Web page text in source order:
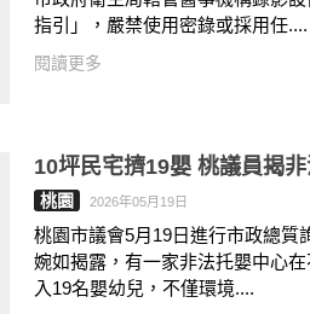
指引」，嚴禁使用密錄或採用任....
閱讀更多
10坪民宅擠19嬰 桃議員揭
桃園 2026年05月19日
桃園市議會5月19日進行市政總質
婉如揭露，有一家非法托嬰中心
入19名嬰幼兒，不僅環境....